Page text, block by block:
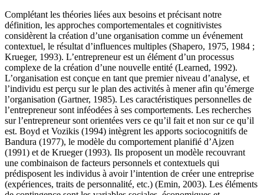
Complétant les théories liées aux besoins et précisant notre
définition, les approches comportementales et cognitivistes
considèrent la création d’une organisation comme un événement
contextuel, le résultat d’influences multiples (Shapero, 1975, 1984 ;
Krueger, 1993). L’entrepreneur est un élément d’un processus
complexe de la création d’une nouvelle entité (Learned, 1992).
L’organisation est conçue en tant que premier niveau d’analyse, et
l’individu est perçu sur le plan des activités à mener afin qu’émerge
l’organisation (Gartner, 1985). Les caractéristiques personnelles de
l’entrepreneur sont inféodées à ses comportements. Les recherches
sur l’entrepreneur sont orientées vers ce qu’il fait et non sur ce qu’il
est. Boyd et Vozikis (1994) intègrent les apports sociocognitifs de
Bandura (1977), le modèle du comportement planifié d’Ajzen
(1991) et de Krueger (1993). Ils proposent un modèle recouvrant
une combinaison de facteurs personnels et contextuels qui
prédisposent les individus à avoir l’intention de créer une entreprise
(expériences, traits de personnalité, etc.) (Emin, 2003). Les éléments